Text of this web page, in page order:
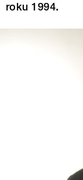
roku 1994.